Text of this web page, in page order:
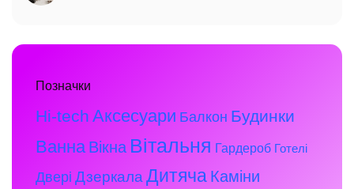
Позначки
Hi-tech Аксесуари Балкон Будинки
Ванна Вікна Вітальня Гардероб Готелі
Двері Дзеркала Дитяча Каміни